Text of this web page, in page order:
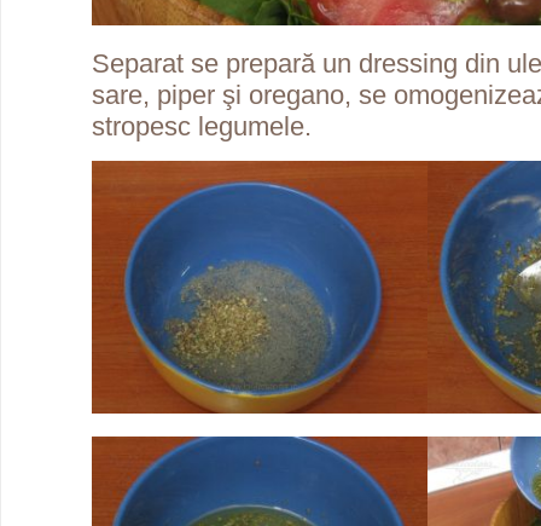
Separat se prepară un dressing din
sare, piper şi oregano, se
stropesc legumele.